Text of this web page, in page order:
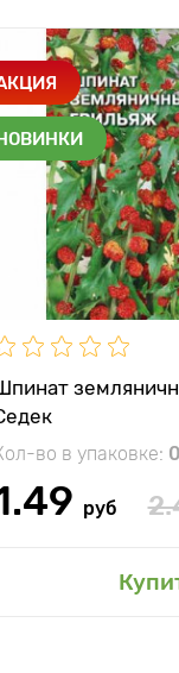
во в упаковке:
руб